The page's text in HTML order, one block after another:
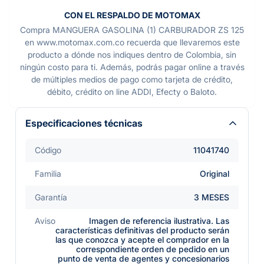
CON EL RESPALDO DE MOTOMAX
Compra MANGUERA GASOLINA (1) CARBURADOR ZS 125
en www.motomax.com.co recuerda que llevaremos este
producto a dónde nos indiques dentro de Colombia, sin
ningún costo para ti. Además, podrás pagar online a través
de múltiples medios de pago como tarjeta de crédito,
débito, crédito on line ADDI, Efecty o Baloto.
Especificaciones técnicas
Código 11041740
Familia Original
Garantía 3 MESES
Aviso
Imagen de referencia ilustrativa. Las
características definitivas del producto serán
las que conozca y acepte el comprador en la
correspondiente orden de pedido en un
punto de venta de agentes y concesionarios